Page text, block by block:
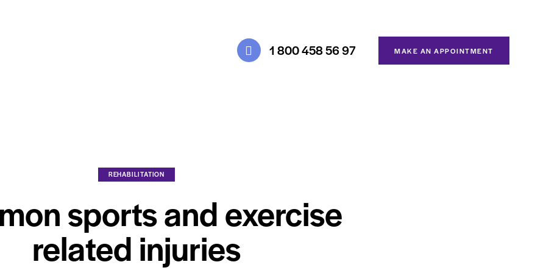
1 800 458 56 97 MAKE AN APPOINTMENT
REHABILITATION
sports and exercise
related injuries